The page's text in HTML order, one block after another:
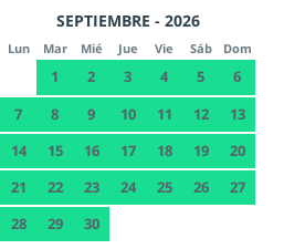
SEPTIEMBRE - 2026
Lun Mar Mié Jue Vie Sáb Dom
1 2 3 4 5
6
7
8 9 10 11 12
13
14
15 16 17 18 19
20
21
22 23 24 25 26
27
28
29 30